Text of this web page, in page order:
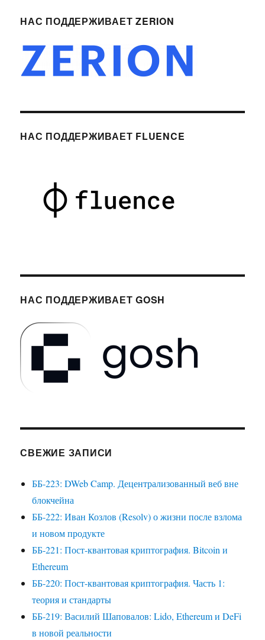
НАС ПОДДЕРЖИВАЕТ ZERION
НАС ПОДДЕРЖИВАЕТ FLUENCE
НАС ПОДДЕРЖИВАЕТ GOSH
СВЕЖИЕ ЗАПИСИ
ББ-223: DWeb Camp. Децентрализованный веб вне
блокчейна
ББ-222: Иван Козлов (Resolv) о жизни после взлома
и новом продукте
ББ-221: Пост-квантовая криптография. Bitcoin и
Ethereum
ББ-220: Пост-квантовая криптография. Часть 1:
теория и стандарты
ББ-219: Василий Шаповалов: Lido, Ethereum и DeFi
в новой реальности